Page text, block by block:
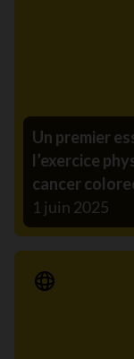
Un premier
l’exercice
cancer
1 juin 2025